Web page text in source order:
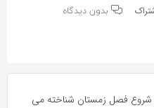
بدون دیدگاه
شروع فصل زمستان شناخته می